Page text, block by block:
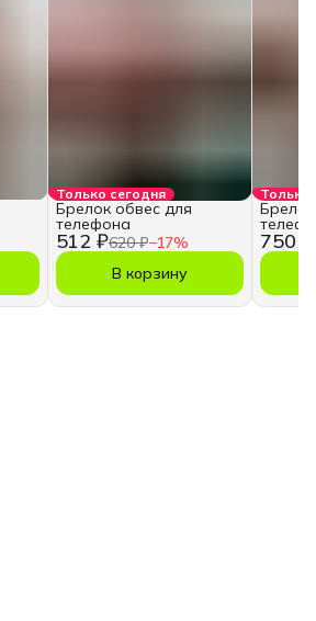
Только сегодня
512 ₽620 ₽−17%
Брелок обвес для
телефона
В корзину
Только
750 ₽